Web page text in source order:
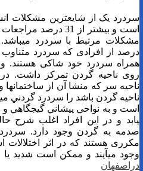
است و بیشتر از 31
درصد از افرادی که سردرد متناوب
همراه سردرد خود شاکی هستند. و
روی ناحیه گردن تمرکز داشت.
ناحيه سر كه منشا آن از ساختمان­ها
ناحيه گردن باشد را سردرد گردني
يابد و در اين افراد اغلب شرح
صدمه­ به­ گردن وجود دارد.
مکرری هستند که در اثر اختلالات
وجود می­آیند و ممکن است شدید یا
دراصفهان